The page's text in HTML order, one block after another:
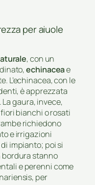
per aiuole
, con un
echinaceae
L’echinacea, con le
è apprezzata
gaura, invece,
bianchi o rosati
richiedono
e irrigazioni
impianto; poi si
stanno
e perenni come
per